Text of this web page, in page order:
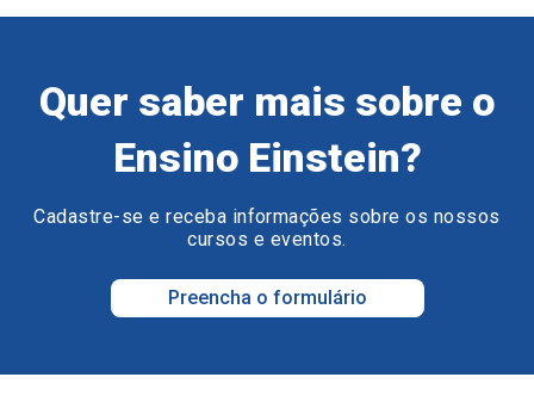
Quer saber mais sobre o
Ensino Einstein?
Cadastre-se e receba informações sobre os nossos
cursos e eventos.
Preencha o formulário